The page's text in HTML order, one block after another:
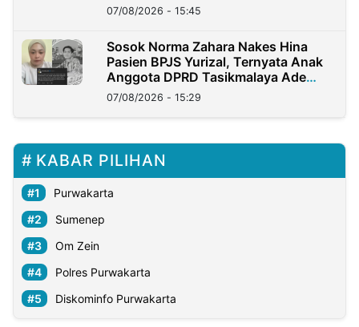
07/08/2026 - 15:45
Sosok Norma Zahara Nakes Hina
Pasien BPJS Yurizal, Ternyata Anak
Anggota DPRD Tasikmalaya Ade
Lukman
07/08/2026 - 15:29
KABAR PILIHAN
Purwakarta
Sumenep
Om Zein
Polres Purwakarta
Diskominfo Purwakarta